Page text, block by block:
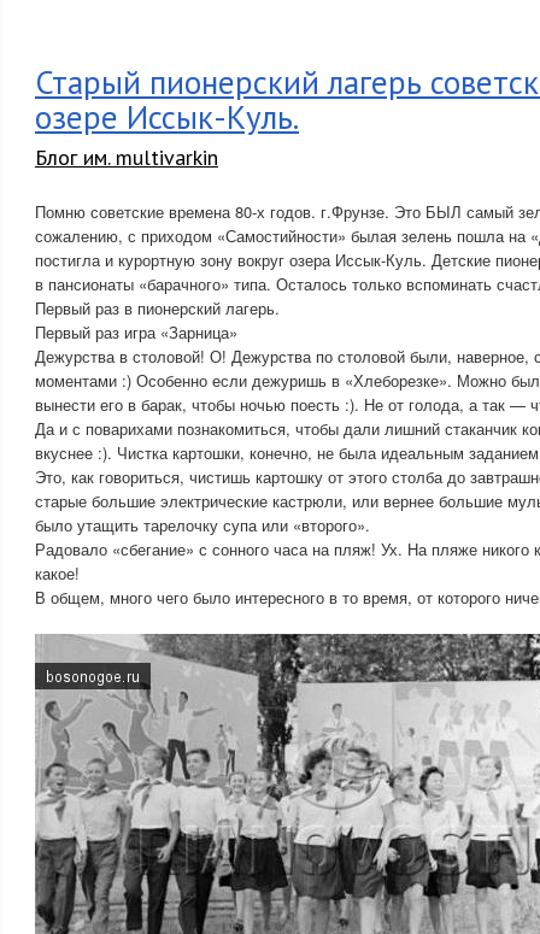
Старый пионерский лагерь
озере Иссык-Куль.
Блог им. multivarkin
Помню советские времена 80-х годов. г.Фрунзе. Это БЫЛ самый
сожалению, с приходом «Самостийности» былая зелень пошла на
постигла и курортную зону вокруг озера Иссык-Куль. Детские
в пансионаты «барачного» типа. Осталось только вспоминать
Первый раз в пионерский лагерь.
Первый раз игра «Зарница»
Дежурства в столовой! О! Дежурства по столовой были,
моментами :) Особенно если дежуришь в «Хлеборезке». Можно
вынести его в барак, чтобы ночью поесть :). Не от голода, а так —
Да и с поварихами познакомиться, чтобы дали лишний стаканчик
вкуснее :). Чистка картошки, конечно, не была идеальным
Это, как говориться, чистишь картошку от этого столба до
старые большие электрические кастрюли, или вернее большие
было утащить тарелочку супа или «второго».
Радовало «сбегание» с сонного часа на пляж! Ух. На пляже никого
какое!
В общем, много чего было интересного в то время, от которого